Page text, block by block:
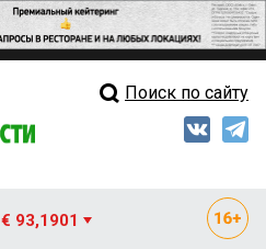
Свежий выпускПоиск по сайту
€ 93,1901